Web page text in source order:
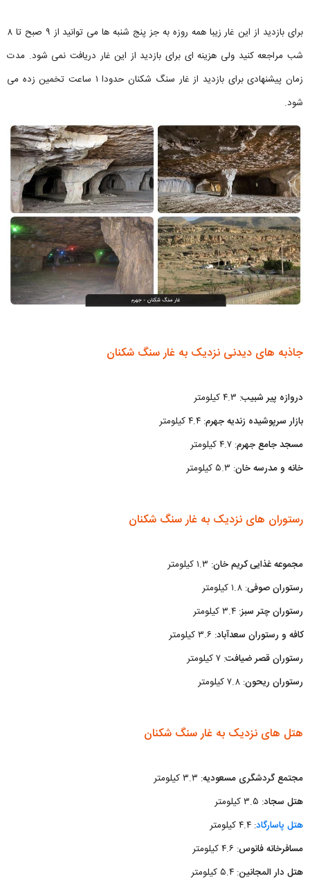
برای بازدید از این غار زیبا همه روزه به جز پنج شنبه ها می توانید از ۹ صبح تا ۸
شب مراجعه کنید ولی هزینه ای برای بازدید از این غار دریافت نمی شود. مدت
زمان پیشنهادی برای بازدید از غار سنگ شکنان حدودا ۱ ساعت تخمین زده می
شود.
جاذبه های دیدنی نزدیک به غار سنگ شکنان
دروازه پیر شبیب: ۴.۳ کیلومتر
بازار سرپوشیده زندیه جهرم: ۴.۴ کیلومتر
مسجد جامع جهرم: ۴.۷ کیلومتر
خانه و مدرسه خان: ۵.۳ کیلومتر
رستوران های نزدیک به غار سنگ شکنان
مجموعه غذایی کریم خان: ۱.۳ کیلومتر
رستوران صوفی: ۱.۸ کیلومتر
رستوران چتر سبز: ۳.۴ کیلومتر
کافه و رستوران سعدآباد: ۳.۶ کیلومتر
رستوران قصر ضیافت: ۷ کیلومتر
رستوران ریحون: ۷.۸ کیلومتر
هتل های نزدیک به غار سنگ شکنان
مجتمع گردشگری مسعودیه: ۳.۳ کیلومتر
هتل سجاد: ۳.۵ کیلومتر
هتل پاسارگاد: ۴.۴ کیلومتر
مسافرخانه فانوس: ۴.۶ کیلومتر
هتل دار المجانین: ۵.۴ کیلومتر